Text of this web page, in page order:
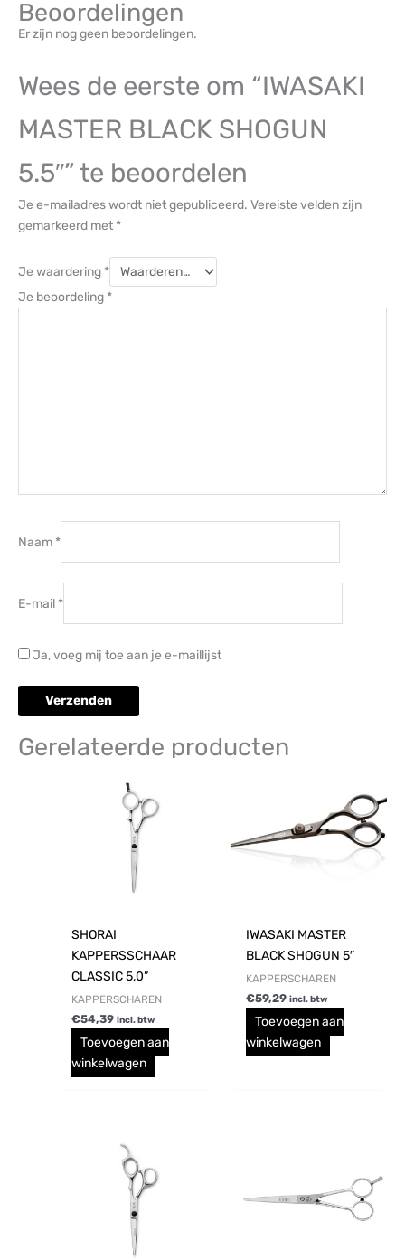
Beoordelingen
Er zijn nog geen beoordelingen.
Wees de eerste om “IWASAKI
MASTER BLACK SHOGUN
5.5″” te beoordelen
Je e-mailadres wordt niet gepubliceerd. Vereiste velden zijn
gemarkeerd met *
Je waardering *
Je beoordeling *
Naam *
E-mail *
Ja, voeg mij toe aan je e-maillijst
Gerelateerde producten
SHORAI
KAPPERSSCHAAR
CLASSIC 5,0”
KAPPERSCHAREN
€54,39 incl. btw
Toevoegen aan
winkelwagen
IWASAKI MASTER
BLACK SHOGUN 5″
KAPPERSCHAREN
€59,29 incl. btw
Toevoegen aan
winkelwagen